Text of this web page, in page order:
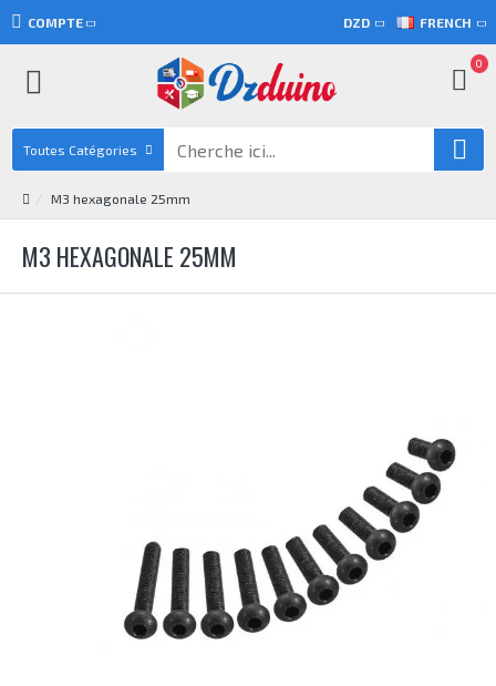
COMPTE DZD FRENCH
0
Toutes Catégories
M3 hexagonale 25mm
M3 HEXAGONALE 25MM